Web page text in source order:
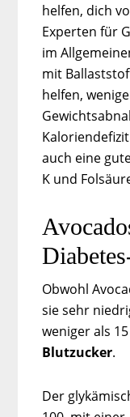
helfen, dich
Experten für
im
mit
helfen,
auch eine
K und
Obwohl
sie sehr
weniger als
Blutzucker.
Der